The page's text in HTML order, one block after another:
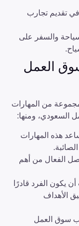
تقديم تجارب
والسفر على
العمل
مجموعة من المهارات
السعودي، ومنها:
هذه المهارات
الفعال من أهم
يكون الفرد قادرًا
الأهداف
سوق العمل